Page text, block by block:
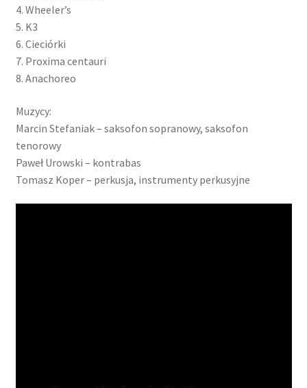
4. Wheeler’s
5. K3
6. Cieciórki
7. Proxima centauri
8. Anachoreo
Muzycy:
Marcin Stefaniak – saksofon sopranowy, saksofon
tenorowy
Paweł Urowski – kontrabas
Tomasz Koper – perkusja, instrumenty perkusyjne